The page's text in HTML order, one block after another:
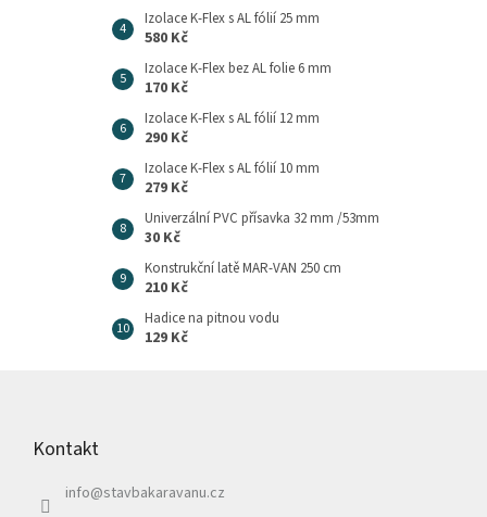
Izolace K-Flex s AL fólií 25 mm
580 Kč
Izolace K-Flex bez AL folie 6 mm
170 Kč
Izolace K-Flex s AL fólií 12 mm
290 Kč
Izolace K-Flex s AL fólií 10 mm
279 Kč
Univerzální PVC přísavka 32 mm /53mm
30 Kč
Konstrukční latě MAR-VAN 250 cm
210 Kč
Hadice na pitnou vodu
129 Kč
Kontakt
info@stavbakaravanu.cz